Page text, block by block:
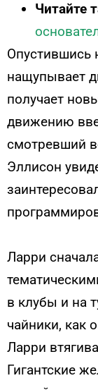
Читайте
Опустившись
нащупывает
получает
движению
смотревший
Эллисон
Ларри
в клубы и на
чайники, как
Ларри
Гигантские